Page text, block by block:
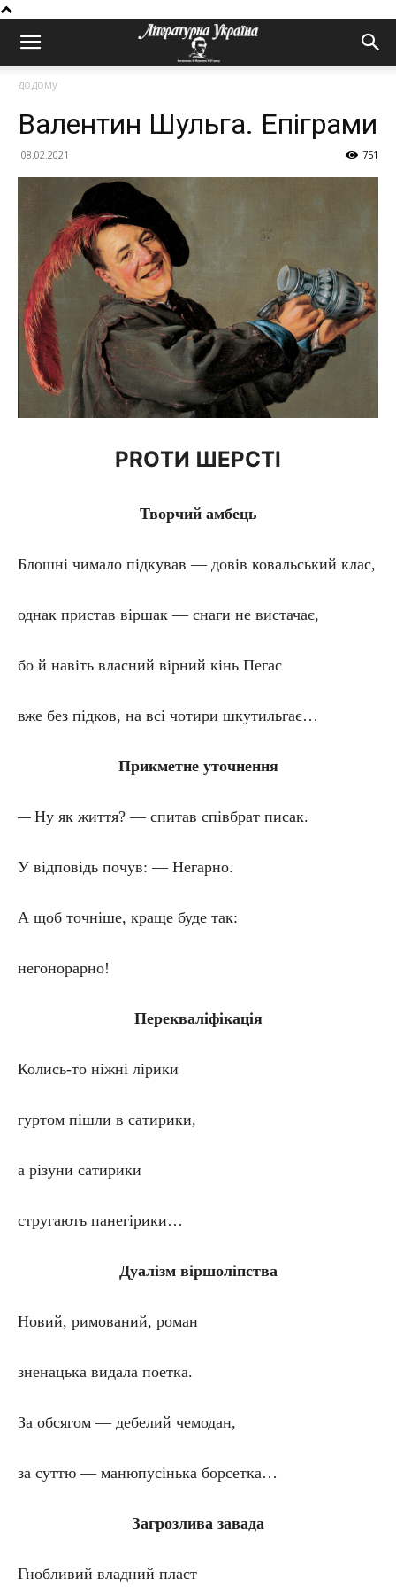
додому
Валентин Шульга. Епіграми
08.02.2021 751
PROТИ ШЕРСТІ
Творчий амбець
Блошні чимало підкував — довів ковальський клас,
однак пристав віршак — снаги не вистачає,
бо й навіть власний вірний кінь Пегас
вже без підков, на всі чотири шкутильгає…
Прикметне уточнення
— Ну як життя? — спитав співбрат писак.
У відповідь почув: — Негарно.
А щоб точніше, краще буде так:
негонорарно!
Перекваліфікація
Колись-то ніжні лірики
гуртом пішли в сатирики,
а різуни сатирики
стругають панегірики…
Дуалізм віршоліпства
Новий, римований, роман
зненацька видала поетка.
За обсягом — дебелий чемодан,
за суттю — манюпусінька борсетка…
Загрозлива завада
Гнобливий владний пласт